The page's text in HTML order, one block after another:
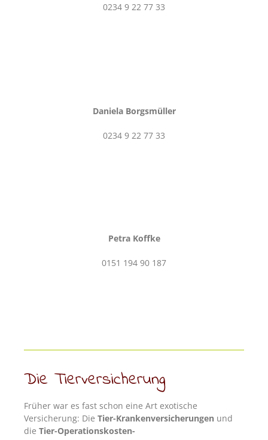
0234 9 22 77 33
Daniela Borgsmüller
0234 9 22 77 33
Petra Koffke
0151 194 90 187
Die Tierversicherung
Früher war es fast schon eine Art exotische
Versicherung: Die Tier-Krankenversicherungen und
die Tier-Operationskosten-